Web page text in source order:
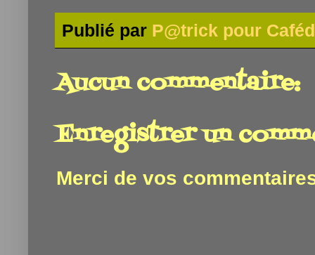
Publié par P@trick pour
Aucun commentaire:
Enregistrer un
Merci de vos